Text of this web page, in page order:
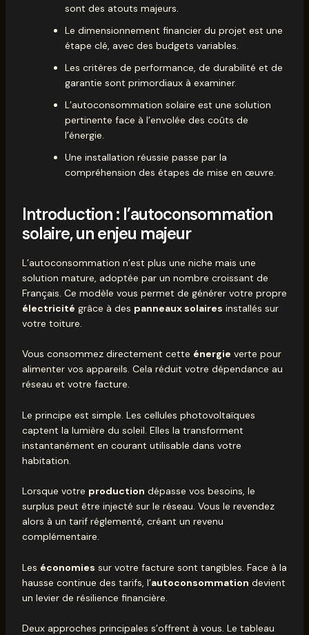
sont des atouts majeurs.
Le dimensionnement financier du projet est une
étape clé, avec des budgets variables.
Les critères de performance, de durabilité et de
garantie sont primordiaux à examiner.
L’autoconsommation solaire est une solution
pertinente face à l’envolée des coûts de
l’énergie.
Une installation réussie passe par la
compréhension des étapes de mise en œuvre.
Introduction : l’autoconsommation
solaire, un enjeu majeur
L’autoconsommation n’est plus une niche mais une
solution mature, adoptée par un nombre croissant de
Français. Ce modèle vous permet de générer votre propre
électricité grâce à des panneaux solaires installés sur
votre toiture.
Vous consommez directement cette énergie verte pour
alimenter vos appareils. Cela réduit votre dépendance au
réseau et votre facture.
Le principe est simple. Les cellules photovoltaïques
captent la lumière du soleil. Elles la transforment
instantanément en courant utilisable dans votre
habitation.
Lorsque votre production dépasse vos besoins, le
surplus peut être injecté sur le réseau. Vous le revendez
alors à un tarif réglementé, créant un revenu
complémentaire.
Les économies sur votre facture sont tangibles. Face à la
hausse continue des tarifs, l’autoconsommation devient
un levier de résilience financière.
Deux approches principales s’offrent à vous. Le tableau